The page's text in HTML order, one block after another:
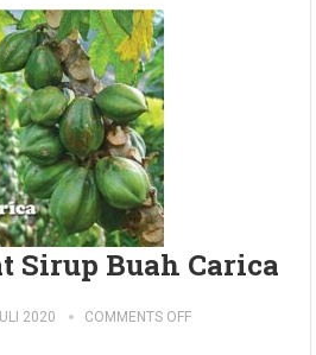
Sirup Buah Carica
2020 COMMENTS OFF